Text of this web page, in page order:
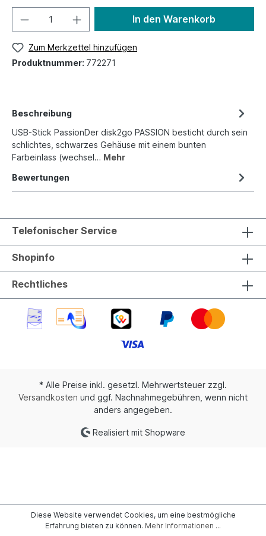
In den Warenkorb
Zum Merkzettel hinzufügen
Produktnummer: 772271
Beschreibung
USB-Stick PassionDer disk2go PASSION besticht durch sein
schlichtes, schwarzes Gehäuse mit einem bunten
Farbeinlass (wechsel… Mehr
Bewertungen
Telefonischer Service
Shopinfo
Rechtliches
* Alle Preise inkl. gesetzl. Mehrwertsteuer zzgl.
Versandkosten und ggf. Nachnahmegebühren, wenn nicht
anders angegeben.
Realisiert mit Shopware
Diese Website verwendet Cookies, um eine bestmögliche
Erfahrung bieten zu können. Mehr Informationen ...